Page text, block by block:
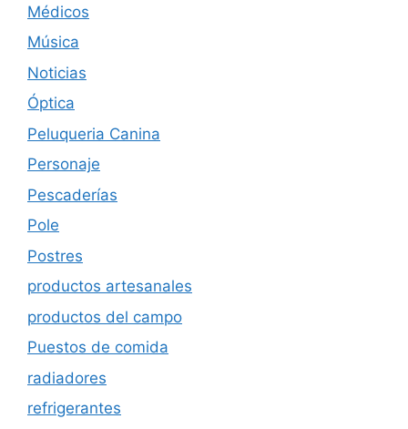
Médicos
Música
Noticias
Óptica
Peluqueria Canina
Personaje
Pescaderías
Pole
Postres
productos artesanales
productos del campo
Puestos de comida
radiadores
refrigerantes